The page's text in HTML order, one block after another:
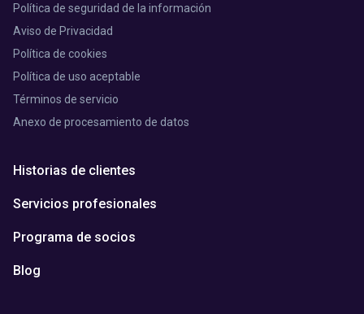
Política de seguridad de la información
Aviso de Privacidad
Política de cookies
Política de uso aceptable
Términos de servicio
Anexo de procesamiento de datos
Historias de clientes
Servicios profesionales
Programa de socios
Blog